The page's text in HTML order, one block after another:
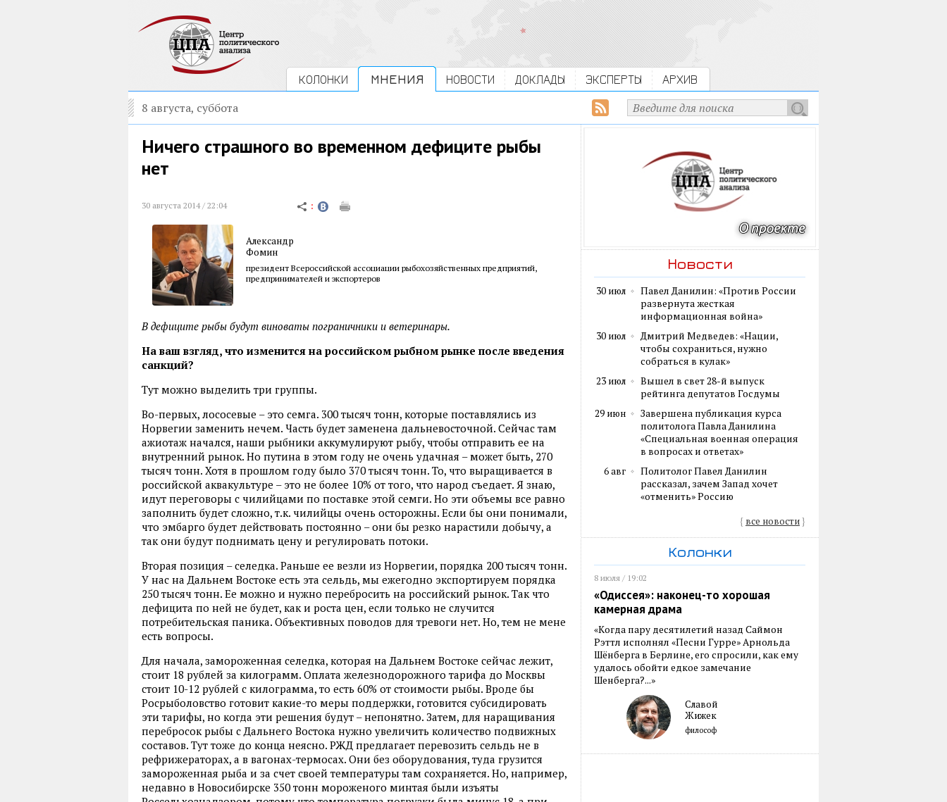
КОЛОНКИ МНЕНИЯ НОВОСТИ ДОКЛАДЫ ЭКСПЕРТЫ АРХИВ
8 августа, суббота
Ничего страшного во временном дефиците рыбы
нет
30 августа 2014 / 22:04
Александр
Фомин
президент Всероссийской ассоциации рыбохозяйственных предприятий,
предпринимателей и экспортеров
В дефиците рыбы будут виноваты пограничники и ветеринары.
На ваш взгляд, что изменится на российском рыбном рынке после введения
санкций?
Тут можно выделить три группы.
Во-первых, лососевые – это семга. 300 тысяч тонн, которые поставлялись из
Норвегии заменить нечем. Часть будет заменена дальневосточной. Сейчас там
ажиотаж начался, наши рыбники аккумулируют рыбу, чтобы отправить ее на
внутренний рынок. Но путина в этом году не очень удачная – может быть, 270
тысяч тонн. Хотя в прошлом году было 370 тысяч тонн. То, что выращивается в
российской аквакультуре – это не более 10% от того, что народ съедает. Я знаю,
идут переговоры с чилийцами по поставке этой семги. Но эти объемы все равно
заполнить будет сложно, т.к. чилийцы очень осторожны. Если бы они понимали,
что эмбарго будет действовать постоянно – они бы резко нарастили добычу, а
так они будут поднимать цену и регулировать потоки.
Вторая позиция – селедка. Раньше ее везли из Норвегии, порядка 200 тысяч тонн.
У нас на Дальнем Востоке есть эта сельдь, мы ежегодно экспортируем порядка
250 тысяч тонн. Ее можно и нужно перебросить на российский рынок. Так что
дефицита по ней не будет, как и роста цен, если только не случится
потребительская паника. Объективных поводов для тревоги нет. Но, тем не мене
есть вопросы.
Для начала, замороженная селедка, которая на Дальнем Востоке сейчас лежит,
стоит 18 рублей за килограмм. Оплата железнодорожного тарифа до Москвы
стоит 10-12 рублей с килограмма, то есть 60% от стоимости рыбы. Вроде бы
Росрыболовство готовит какие-то меры поддержки, готовится субсидировать
эти тарифы, но когда эти решения будут – непонятно. Затем, для наращивания
перебросок рыбы с Дальнего Востока нужно увеличить количество подвижных
составов. Тут тоже до конца неясно. РЖД предлагает перевозить сельдь не в
рефрижераторах, а в вагонах-термосах. Они без оборудования, туда грузится
замороженная рыба и за счет своей температуры там сохраняется. Но, например,
недавно в Новосибирске 350 тонн мороженого минтая были изъяты
Новости
30 июл
Павел Данилин: «Против России
развернута жесткая
информационная война»
30 июл
Дмитрий Медведев: «Нации,
чтобы сохраниться, нужно
собраться в кулак»
23 июл
Вышел в свет 28-й выпуск
рейтинга депутатов Госдумы
29 июн
Завершена публикация курса
политолога Павла Данилина
«Специальная военная операция
в вопросах и ответах»
6 авг
Политолог Павел Данилин
рассказал, зачем Запад хочет
«отменить» Россию
{ все новости}
Колонки
8 июля / 19:02
«Одиссея»: наконец-то хорошая
камерная драма
«Когда пару десятилетий назад Саймон
Рэттл исполнял «Песни Гурре» Арнольда
Шёнберга в Берлине, его спросили, как ему
удалось обойти едкое замечание
Шенберга?...»
Славой
Жижек
философ